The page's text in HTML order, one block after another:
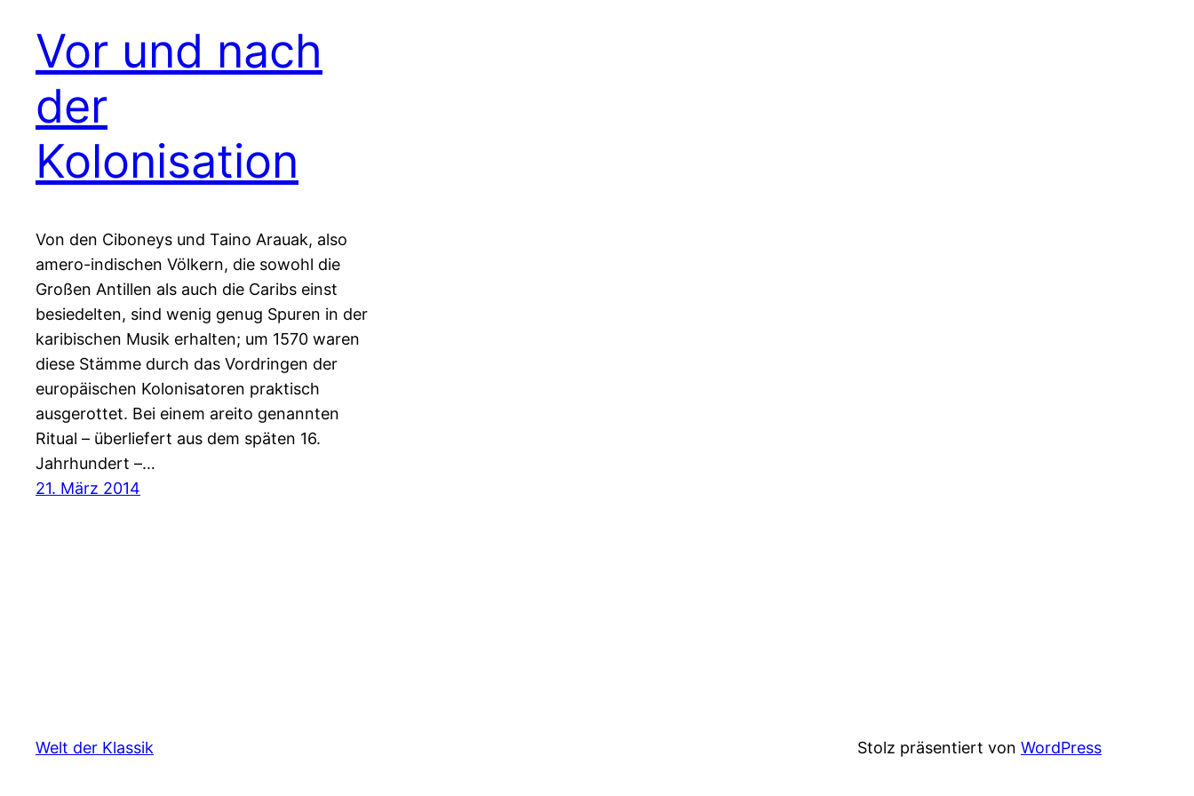
Vor und nach
der
Kolonisation
Von den Ciboneys und Taino Arauak, also
amero-indischen Völkern, die sowohl die
Großen Antillen als auch die Caribs einst
besiedelten, sind wenig genug Spuren in der
karibischen Musik erhalten; um 1570 waren
diese Stämme durch das Vordringen der
europäischen Kolonisatoren praktisch
ausgerottet. Bei einem areito genannten
Ritual – überliefert aus dem späten 16.
Jahrhundert –…
21. März 2014
Welt der Klassik Stolz präsentiert von WordPress